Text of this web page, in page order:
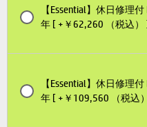
【Essential】休日修理
年 [ +￥62,260 （税込）
【Essential】休日修理
年 [ +￥109,560 （税込